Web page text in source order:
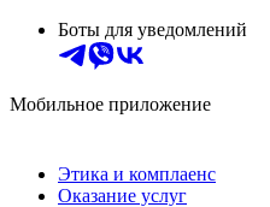
Боты для уведомлений
Мобильное приложение
Этика и комплаенс
Оказание услуг